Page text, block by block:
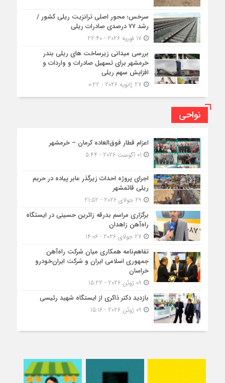
سرخس؛ محور اصلی ترانزیت ریلی کشور /
رشد ۷۷ درصدی صادرات ریلی
بررسی میدانی زیرساخت های ریلی بندر
خرمشهر برای تسهیل صادرات و واردات و
افزایش سهم ریلی
نواحی
اعزام قطار فوق‌العاده کرمان – خرمشهر
اجرای پروژه احداث زیرگذر عابر پیاده در حریم
ریلی قائمشهر
برگزاری مراسم بدرقه زائرین حسینی در ایستگاه
راه‌آهن زاهدان
تفاهم‌نامه همکاری میان شرکت راه‌آهن
جمهوری اسلامی ایران و شرکت ایران‌خودرو
خراسان
بازدید دکتر ذاکری از ایستگاه شهید رئیسی